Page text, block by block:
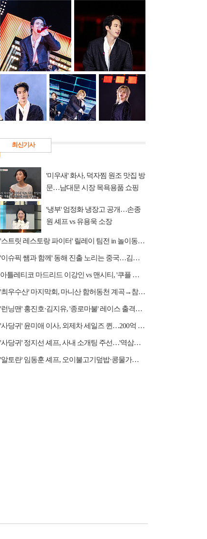
최신기사
'미우새' 화사, 덕자찜 원조 맛집 방
문…남대문 시장 목욕용품 쇼핑
'냉부' 엄정화 냉장고 공개…손종
원 셰프 vs 유용욱 소장
'스트릿 레스토랑 파이터' 릴레이 팀전 in 놀이동산 상권
'이슈픽 쌤과 함께' 동해 진출 노리는 중국…김흥규 교수 강연
아틀레티코 마드리드 이강인 vs 맨시티, '쿠플 시리즈' 중계 쿠팡플레이
'최우수산' 마지막회, 마니산 함허동천 계곡→참성단 등반
'런닝맨' 홍진호·김지유, '종로마불' 레이스 출격…레전드 예능감 자랑
'사당귀' 윤미애 이사, 외제차 세일즈 퀸…200억 자산가
'사당귀' 정지선 셰프, 사내 소개팅 주선…'역삼동 근육남' 등장에 후끈
'알토란' 임동훈 셰프, 오이불고기덮밥·콩물가지냉국 레시피 공개